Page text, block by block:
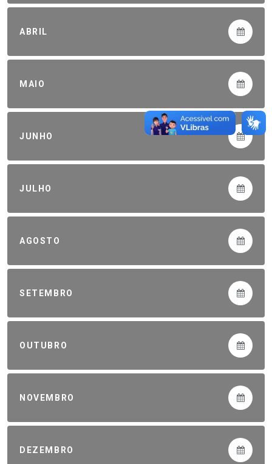
ABRIL
MAIO
JUNHO
JULHO
AGOSTO
SETEMBRO
OUTUBRO
NOVEMBRO
DEZEMBRO